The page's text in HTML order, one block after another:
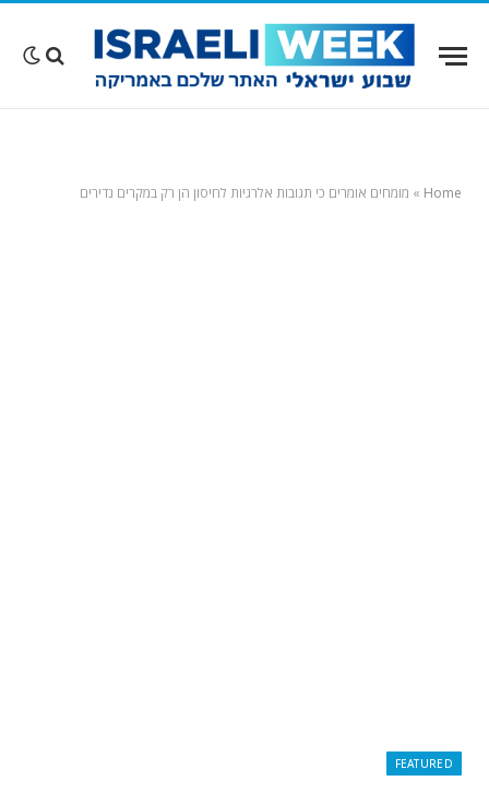
Home
» מומחים אומרים כי תגובות אלרגיות לחיסון הן רק במקרים נדירים
FEATURED